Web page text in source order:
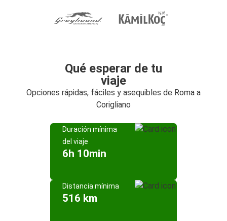
Qué esperar de tu
viaje
Opciones rápidas, fáciles y asequibles de Roma a
Corigliano
Duración mínima
del viaje
6h 10min
Distancia mínima
516 km